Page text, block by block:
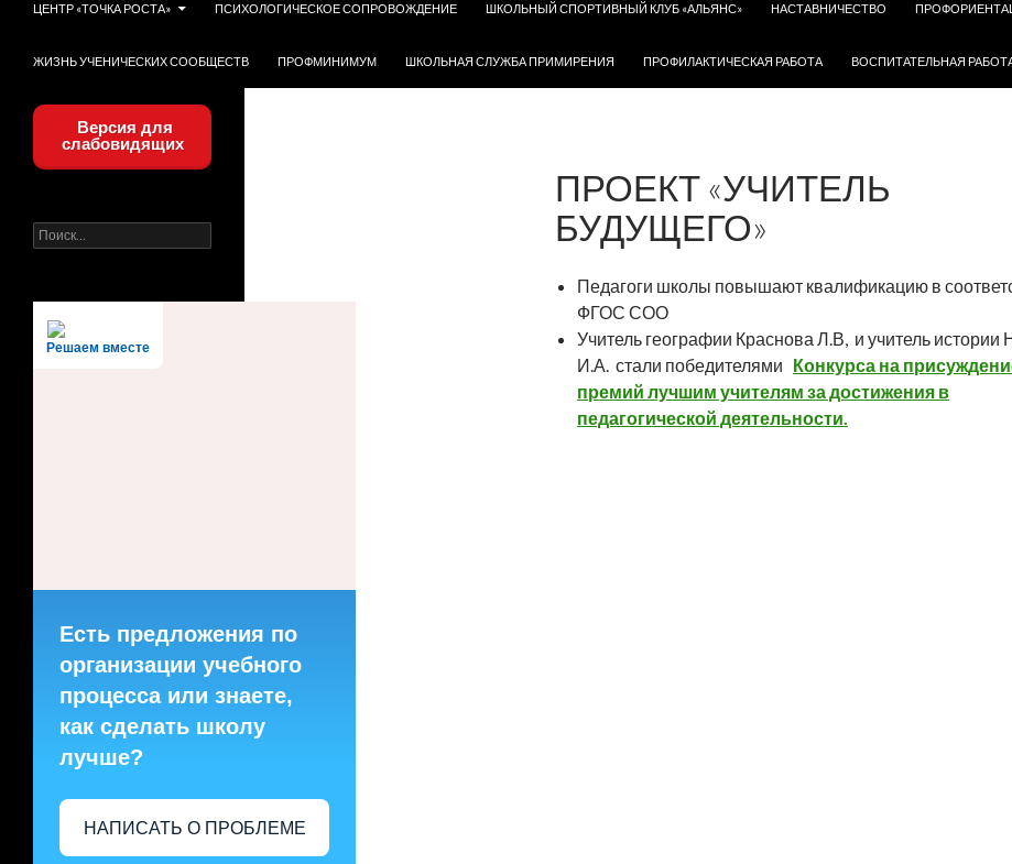
ЦЕНТР «ТОЧКА РОСТА» ПСИХОЛОГИЧЕСКОЕ СОПРОВОЖДЕНИЕ ШКОЛЬНЫЙ СПОРТИВНЫЙ КЛУБ «АЛЬЯНС» НАСТАВНИЧЕСТВО
ЖИЗНЬ УЧЕНИЧЕСКИХ СООБЩЕСТВ ПРОФМИНИМУМ ШКОЛЬНАЯ СЛУЖБА ПРИМИРЕНИЯ ПРОФИЛАКТИЧЕСКАЯ РАБОТА ВОСПИТАТЕЛЬНАЯ
ПРОЕКТ «УЧИТЕЛЬ
БУДУЩЕГО»
Педагоги школы повышают квалификацию в
ФГОС СОО
Учитель географии Краснова Л.В, и учитель истории
И.А. стали победителями Конкурса на
премий лучшим учителям за достижения в
педагогической деятельности.
Версия для
слабовидящих
Найти:
Решаем вместе
Есть предложения по
организации учебного
процесса или знаете,
как сделать школу
лучше?
НАПИСАТЬ О ПРОБЛЕМЕ